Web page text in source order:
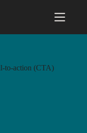
to-action (CTA)